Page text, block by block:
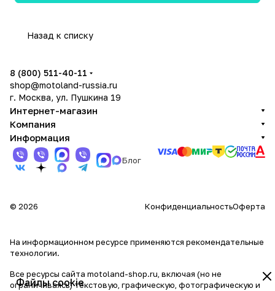
Назад к списку
Файлы cookie
8 (800) 511-40-11
shop@motoland-russia.ru
г. Москва, ул. Пушкина 19
Интернет-магазин
Компания
Информация
Блог
© 2026 КонфиденциальностьОферта
На информационном ресурсе применяются рекомендательные
технологии.
Все ресурсы сайта motoland-shop.ru, включая (но не
ограничиваясь) текстовую, графическую, фотографическую и